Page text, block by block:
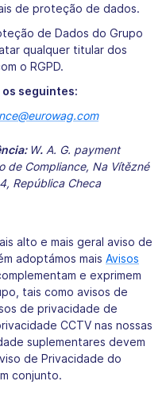
de proteção de dados.
de Dados do Grupo
qualquer titular dos
o RGPD.
os seguintes:
W. A. G. payment
de Compliance, Na Vítězné
República Checa
alto e mais geral aviso de
adoptámos mais Avisos
e exprimem
tais como avisos de
de privacidade de
CCTV nas nossas
suplementares devem
de Privacidade do
conjunto.